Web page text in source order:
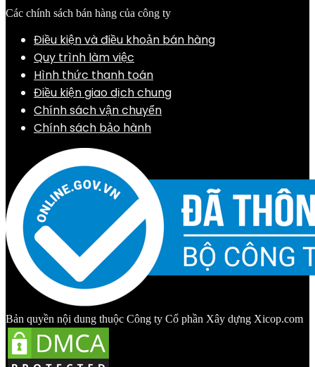
Các chính sách bán hàng của công ty
Điều kiện và điều khoản bán hàng
Quy trình làm việc
Hình thức thanh toán
Điều kiện giao dịch chung
Chính sách vận chuyển
Chính sách bảo hành
Bản quyền nội dung thuộc Công ty Cổ phần Xây dựng Xicop.com